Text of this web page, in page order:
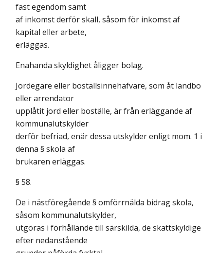
fast egendom samt
af inkomst derför skall, såsom för inkomst af
kapital eller arbete,
erläggas.
Enahanda skyldighet åligger bolag.
Jordegare eller boställsinnehafvare, som åt landbo
eller arrendator
upplåtit jord eller boställe, är från erläggande af
kommunalutskylder
derför befriad, enär dessa utskylder enligt mom. 1 i
denna § skola af
brukaren erläggas.
§ 58.
De i nästföregående § omförrnälda bidrag skola,
såsom kommunalutskylder,
utgöras i förhållande till särskilda, de skattskyldige
efter nedanstående